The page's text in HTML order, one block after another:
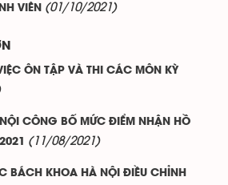
VIÊN
(01/10/2021)
ÔN TẬP VÀ THI CÁC MÔN KỲ
CÔNG BỐ MỨC ĐIỂM NHẬN HỒ
(11/08/2021)
BÁCH KHOA HÀ NỘI ĐIỀU CHỈNH